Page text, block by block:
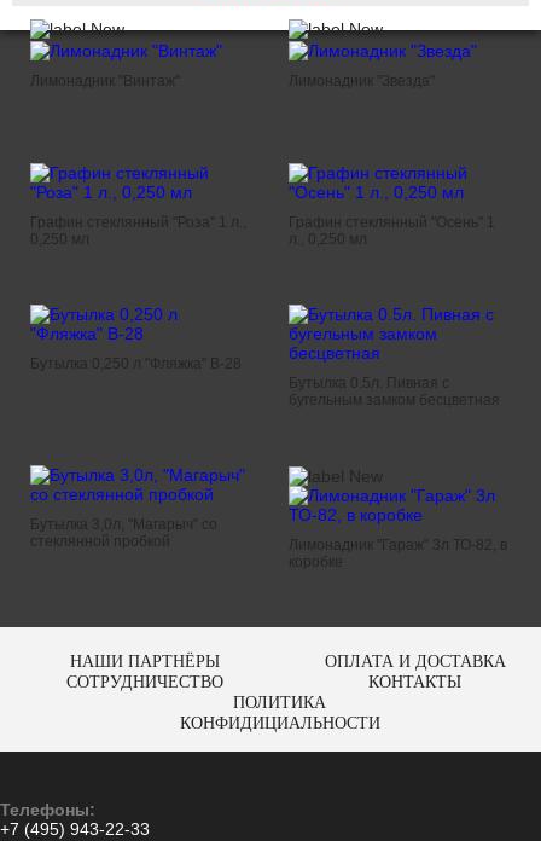
Лимонадник "Винтаж" Лимонадник "Звезда"
Графин стеклянный "Роза" 1 л.,
0,250 мл
Графин стеклянный "Осень" 1
л., 0,250 мл
Бутылка 0,250 л "Фляжка" В-28
Бутылка 0.5л. Пивная с
бугельным замком бесцветная
Бутылка 3,0л, "Магарыч" со
стеклянной пробкой
Лимонадник "Гараж" 3л ТО-82, в
коробке
НАШИ ПАРТНЁРЫ
ОПЛАТА И ДОСТАВКА
СОТРУДНИЧЕСТВО
КОНТАКТЫ
ПОЛИТИКА
КОНФИДИЦИАЛЬНОСТИ
Телефоны:
+7 (495) 943-22-33